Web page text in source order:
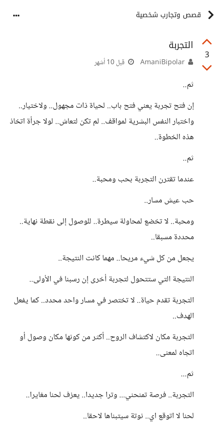
قصص وتجارب شخصية
3
التجربة
قبل 10 أشهر
ثم..
إن فتح تجربة يعني فتح باب.. لحياة ذات مجهول.. ولاختيار..
واختبار النفس البشرية لمواقف.. لم تكن لتعاش.. لولا جرأة اتخاذ
هذه الخطوة..
ثم..
عندما تقترن التجربة بحب ومحبة..
حب عيش مسار..
ومحبة.. لا تخضع لمحاولة سيطرة.. للوصول إلى نقطة نهاية..
محددة مسبقا..
يجعل من كل شيء مريحا.. مهما كانت النتيجة..
النتيجة التي ستتحول لتجربة أخرى إن رسبنا في الأولى..
التجربة تقدم حياة.. لا تختصر في مسار واحد محدد.. كما يفعل
الهدف..
التجربة مكان لاكتشاف الروح.. أكثر من كونها مكان وصول أو
اتجاه لمعنى..
ثم...
التجربة.. فرصة تمنحني... وترا جديدا.. يعزف لحنا مغايرا..
لحنا لا اتوقع اي.. نوتة سيتبناها لاحقا..